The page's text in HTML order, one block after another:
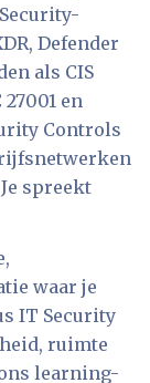
Defender
als CIS
en
Controls
spreekt
waar je
IT Security
ruimte
learning-